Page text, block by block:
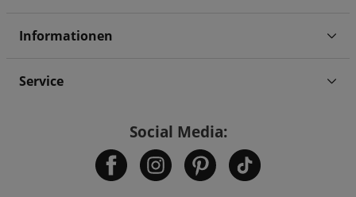
Informationen
Service
Social Media: